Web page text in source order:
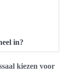
in?
kiezen voor